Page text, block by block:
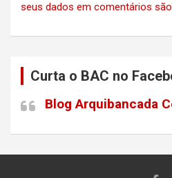
seus dados em comentários
Curta o BAC no
Blog Arquibancada